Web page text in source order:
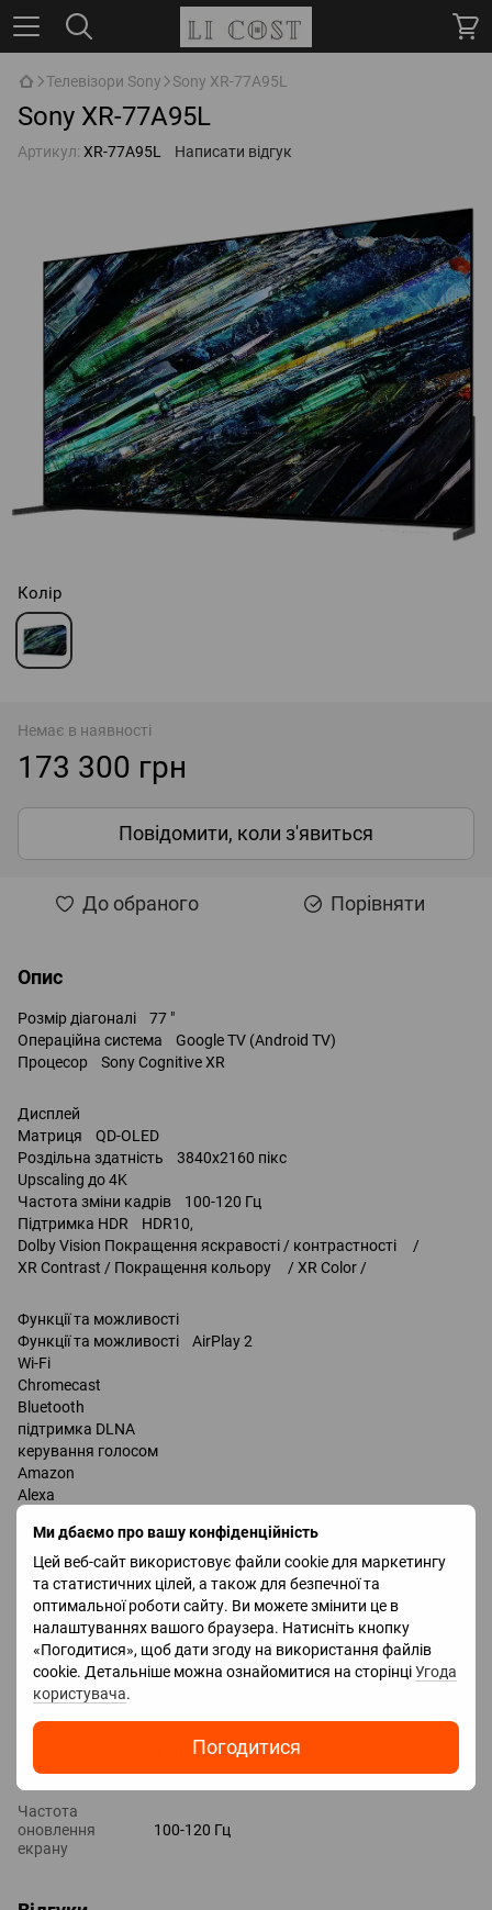
Ми дбаємо про вашу конфіденційність
Цей веб-сайт використовує файли cookie для маркетингу
та статистичних цілей, а також для безпечної та
оптимальної роботи сайту. Ви можете змінити це в
налаштуваннях вашого браузера. Натисніть кнопку
«Погодитися», щоб дати згоду на використання файлів
cookie. Детальніше можна ознайомитися на сторінціУгода
користувача.
Погодитися
Телевізори Sony Sony XR-77A95L
Sony XR-77A95L
Артикул: XR-77A95L Написати відгук
Колір
Немає в наявності
173 300 грн
Повідомити, коли з'явиться
До обраного Порівняти
Опис
Розмір діагоналі 77 "
Операційна система Google TV (Android TV)
Процесор Sony Cognitive XR
Дисплей
Матриця QD-OLED
Роздільна здатність 3840x2160 пікс
Upscaling до 4K
Частота зміни кадрів 100-120 Гц
Підтримка HDR HDR10,
Dolby Vision Покращення яскравості / контрастності /
XR Contrast / Покращення кольору / XR Color /
Функції та можливості
Функції та можливості AirPlay 2
Wi-Fi
Chromecast
Bluetooth
підтримка DLNA
керування голосом
Amazon
Alexa
Роз'єми
HDMI 4 шт
Версія HDMI v 2.1
Характеристики
Колір
Smart TV
Android
Частота
оновлення
екрану
100-120 Гц